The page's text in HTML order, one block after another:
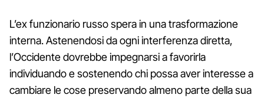
L’ex funzionario russo spera in una trasformazione
interna. Astenendosi da ogni interferenza diretta,
l’Occidente dovrebbe impegnarsi a favorirla
individuando e sostenendo chi possa aver interesse a
cambiare le cose preservando almeno parte della sua